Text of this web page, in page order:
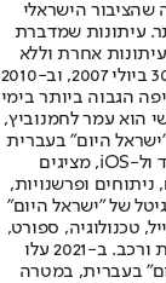
שהציבור הישראלי
עיתונות שמדברת
עיתונות אחרת וללא
תשלום. המהדורה המודפסת הראשונה פורסמה ב-30 ביולי 2007, וב-2010
הגבוה ביותר בימי
הוא עמר לחמנוביץ,
היום" בעברית
ובאנגלית, כמו כן היישומונים (אפליקציות) לאנדרואיד ול-iOS, מציגים
ופרשנויות,
של "ישראל היום"
טכנולוגיה, ספורט,
כלכלה וצרכנות, בריאות, חיילים, אוכל, יהדות, תיירות ורכב. ב-2021 עלו
בעברית, במטרה